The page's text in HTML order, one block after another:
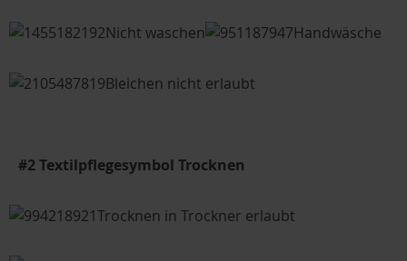
Nicht waschen Handwäsche
Bleichen nicht erlaubt
#2 Textilpflegesymbol Trocknen
Trocknen in Trockner erlaubt